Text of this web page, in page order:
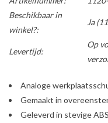
Beschikbaar in
winkel?:
Ja
Levertijd:
Op
Analoge
Gemaakt in
Geleverd in stevige